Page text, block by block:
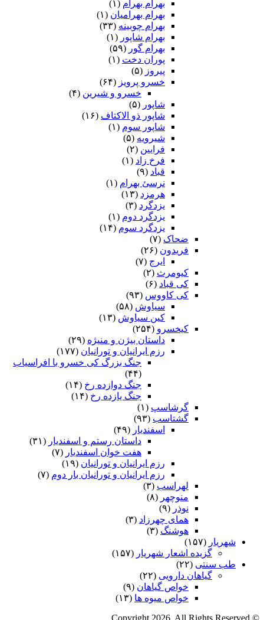
بهرام بهرام (۱)
بهرام بهرامیان‏ (۱)
بهرام چوبینه (۳۳)
بهرام شاپور (۱)
بهرام گور (۵۹)
پوران دخت (۱)
پیروز (۵)
خسرو پرویز (۶۴)
خسرو و شیرین (۴)
شاپور (۵)
شاپور ذو الاکتاف (۱۶)
شاپور سوم‏ (۱)
شیرویه (۵)
فرایین (۲)
فرخ زاد (۱)
قباد (۹)
نرسئ بهرام‏ (۱)
هرمزد (۱۳)
یزدگرد (۳)
یزدگرد دوم (۱)
یزدگرد سوم (۱۴)
ضحاک (۷)
فریدون (۲۶)
ایرج (۷)
کیومرث (۲)
کی قباد (۶)
کی کاووس (۹۳)
سیاوش (۵۸)
کین سیاوش (۱۳)
کیخسرو (۲۵۴)
داستان بیژن و منیژه (۲۹)
رزم ایرانیان و تورانیان (۱۷۷)
جنگ بزرگ کی خسرو با افراسیاب
(۴۴)
جنگ دوازده رخ (۱۴)
جنگ یازده رخ (۱۴)
گرشاسپ (۱)
گشتاسب (۹۳)
اسفندیار (۴۹)
داستان رستم و اسفندیار (۳۱)
هفت خوان اسفندیار (۷)
رزم ایرانیان و تورانیان (۱۹)
رزم ایرانیان و تورانیان بار دوم (۷)
لهراسب (۳)
منوچهر (۸)
نوذر (۹)
هماى چهرزاد (۳)
هوشنگ (۳)
شهریار (۱۵۷)
گزیده اشعار شهریار (۱۵۷)
طب سنتی (۲۲)
گیاهان دارویی (۲۲)
خواص گیاهان (۹)
خواص میوه ها (۱۳)
© Copyright 2026, All Rights Reserved